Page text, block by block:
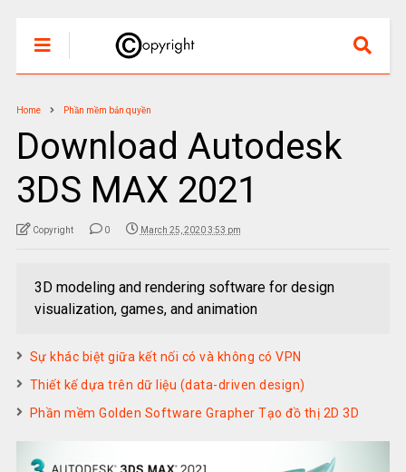
Home Phần mềm bản quyền
Download Autodesk
3DS MAX 2021
Copyright 0 March 25, 2020 3:53 pm
3D modeling and rendering software for design
visualization, games, and animation
Sự khác biệt giữa kết nối có và không có VPN
Thiết kế dựa trên dữ liệu (data-driven design)
Phần mềm Golden Software Grapher Tạo đồ thị 2D 3D